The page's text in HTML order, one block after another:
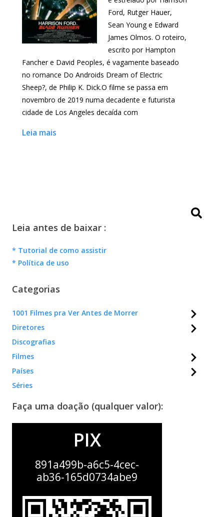
Ford, Rutger Hauer,
Sean Young e Edward
James Olmos. O roteiro,
escrito por Hampton
Fancher e David Peoples, é vagamente baseado
no romance Do Androids Dream of Electric
Sheep?, de Philip K. Dick.O filme se passa em
novembro de 2019 numa decadente e futurista
cidade de Los Angeles decaída com
Leia mais
Leia antes de baixar :
* Tutorial de como assistir
* Política de uso
Categorias
1001 Filmes pra Ver Antes de Morrer
Diretores
Discografias
Filmes
Países
Séries
Faça uma doação (qualquer valor):
PIX
891a499b-a6c5-4cec-
ab36-165d0734abe9